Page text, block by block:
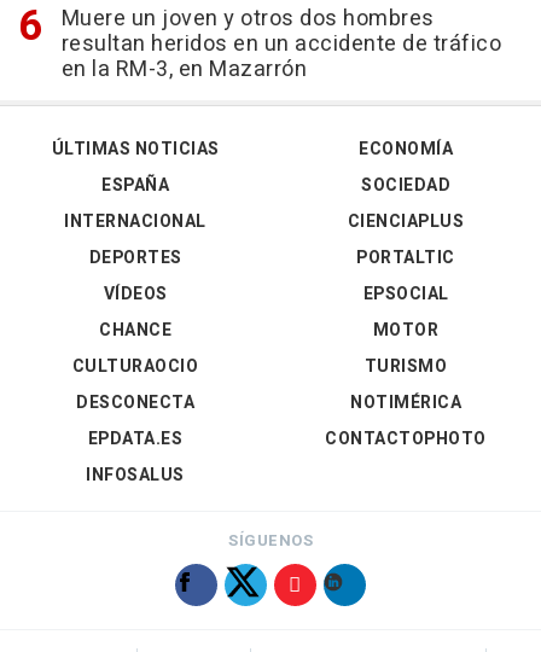
Muere un joven y otros dos hombres
resultan heridos en un accidente de tráfico
en la RM-3, en Mazarrón
ÚLTIMAS NOTICIAS
ESPAÑA
INTERNACIONAL
DEPORTES
VÍDEOS
ECONOMÍA
SOCIEDAD
CIENCIAPLUS
PORTALTIC
EPSOCIAL
CHANCE
CULTURAOCIO
DESCONECTA
EPDATA.ES
INFOSALUS
MOTOR
TURISMO
NOTIMÉRICA
CONTACTOPHOTO
SÍGUENOS